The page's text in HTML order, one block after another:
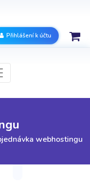
Přihlášení k účtu
webhostingu